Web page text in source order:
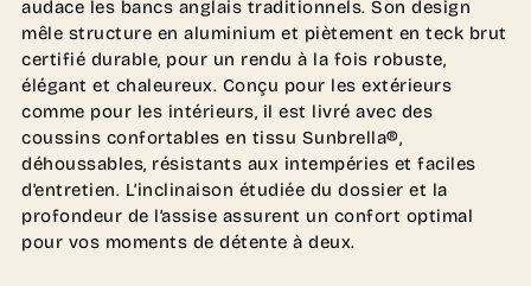
audace les bancs anglais traditionnels. Son design
mêle structure en aluminium et piètement en teck brut
certifié durable, pour un rendu à la fois robuste,
élégant et chaleureux. Conçu pour les extérieurs
comme pour les intérieurs, il est livré avec des
coussins confortables en tissu Sunbrella®,
déhoussables, résistants aux intempéries et faciles
d’entretien. L’inclinaison étudiée du dossier et la
profondeur de l’assise assurent un confort optimal
pour vos moments de détente à deux.